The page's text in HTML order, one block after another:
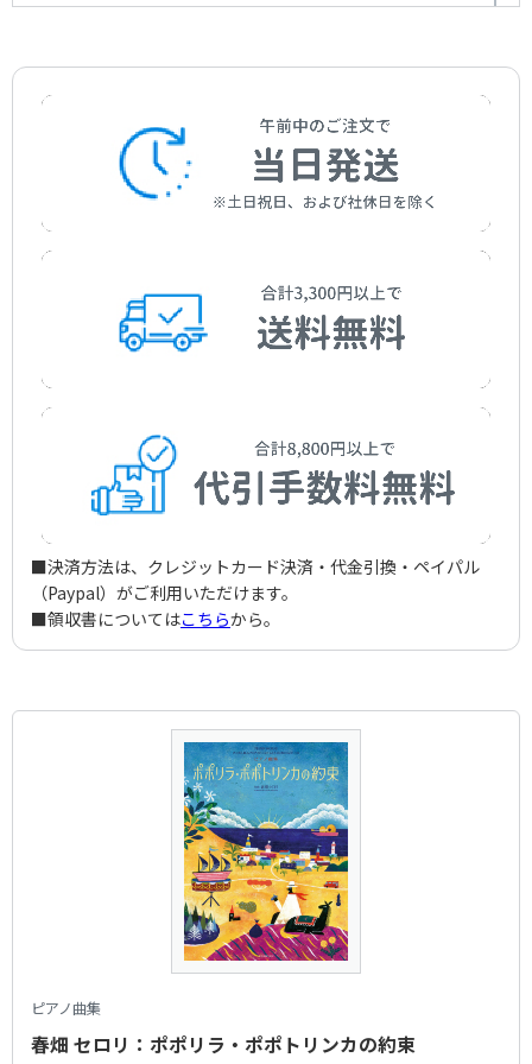
Haruhata，Céleri
A Fossil Called Loneliness
六番目の奇跡
The Sixth Miracle
春畑 セロリ
Haruhata，Céleri
ポジ……、ネガ……
作曲者：春畑 セロリ
Haruhata，Céleri
In a Village Filled with the Scent of Tiare Maori
作曲者：春畑 セロリ
Haruhata，Céleri
幾千の手のひらと幾億の祈り
Thousands of Palms and Millions of Prayers
春畑 セロリ
リック☆ラック☆パック ～夜の砂漠はカーニバルだ
～ （連弾）
Rick Luck Pack ～Desert Becomes a Carnival at Night～
（4hands）
Haruhata，Céleri
■決済方法は、クレジットカード決済・代金引換・ペイパル
（Paypal）がご利用いただけます。
■領収書についてはこちらから。
ピアノ曲集
春畑 セロリ：ポポリラ・ポポトリンカの約束